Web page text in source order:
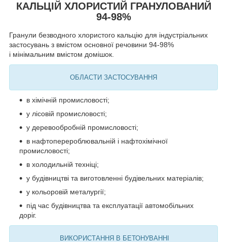
КАЛЬЦІЙ ХЛОРИСТИЙ ГРАНУЛОВАНИЙ
94-98%
Гранули безводного хлористого кальцію для індустріальних
застосувань з вмістом основної речовини 94-98%
і мінімальним вмістом домішок.
ОБЛАСТИ ЗАСТОСУВАННЯ
в хімічній промисловості;
у лісовій промисловості;
у деревообробній промисловості;
в нафтоперероблювальній і нафтохімічної
промисловості;
в холодильній техніці;
у будівництві та виготовленні будівельних матеріалів;
у кольоровій металургії;
під час будівництва та експлуатації автомобільних
доріг.
ВИКОРИСТАННЯ В БЕТОНУВАННІ